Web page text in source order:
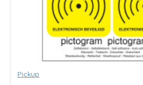
Pickup